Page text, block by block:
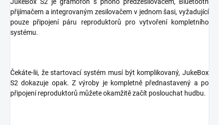
přijímačem a integrovaným zesilovačem v jednom šasi, vyžadující
pouze připojení páru reproduktorů pro vytvoření kompletního
systému.
Čekáte-lii, že startovací systém musí být komplikovaný, JukeBox
S2 dokazuje opak. Z výroby je kompletně přednastavený a po
připojení reproduktorů můžete okamžitě začít poslouchat hudbu.